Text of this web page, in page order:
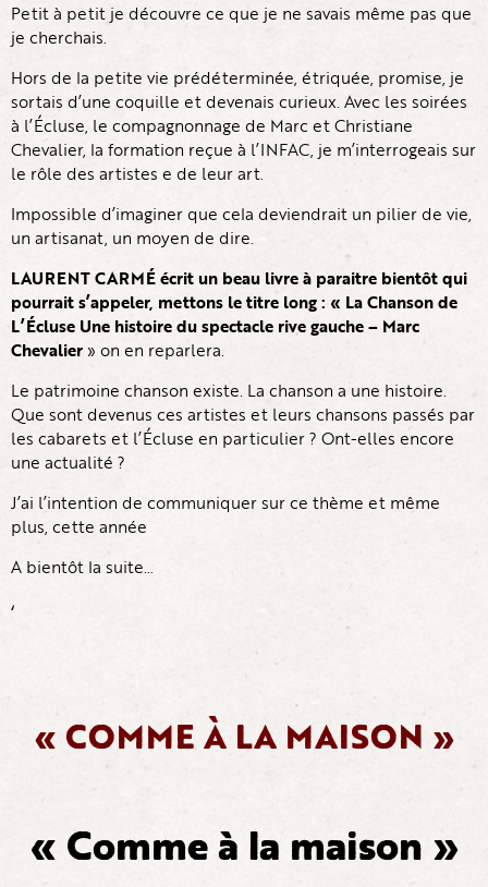
Petit à petit je découvre ce que je ne savais même pas que
je cherchais.
Hors de la petite vie prédéterminée, étriquée, promise, je
sortais d’une coquille et devenais curieux. Avec les soirées
à l’Écluse, le compagnonnage de Marc et Christiane
Chevalier, la formation reçue à l’INFAC, je m’interrogeais sur
le rôle des artistes e de leur art.
Impossible d’imaginer que cela deviendrait un pilier de vie,
un artisanat, un moyen de dire.
LAURENT CARMÉ écrit un beau livre à paraitre bientôt qui
pourrait s’appeler, mettons le titre long : « La Chanson de
L’Écluse Une histoire du spectacle rive gauche – Marc
Chevalier » on en reparlera.
Le patrimoine chanson existe. La chanson a une histoire.
Que sont devenus ces artistes et leurs chansons passés par
les cabarets et l’Écluse en particulier ? Ont-elles encore
une actualité ?
J’ai l’intention de communiquer sur ce thème et même
plus, cette année
A bientôt la suite…
‘
« COMME À LA MAISON »
« Comme à la maison »